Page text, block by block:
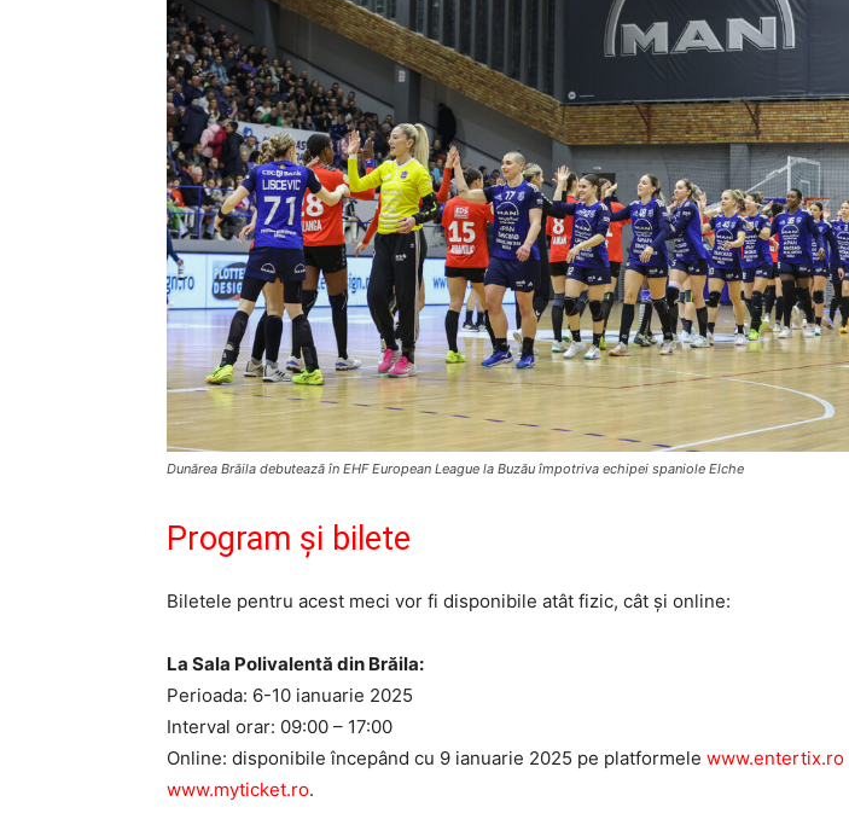
Dunărea Brăila debutează în EHF European League la Buzău împotriva echipei spaniole Elche
Program și bilete
Biletele pentru acest meci vor fi disponibile atât fizic, cât și online:
La Sala Polivalentă din Brăila:
Perioada: 6-10 ianuarie 2025
Interval orar: 09:00 – 17:00
Online: disponibile începând cu 9 ianuarie 2025 pe platformele www.entertix.ro
www.myticket.ro.